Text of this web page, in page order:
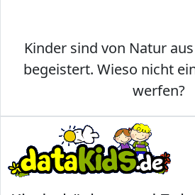
Kinder sind von Natur
begeistert. Wieso nicht
werfen?